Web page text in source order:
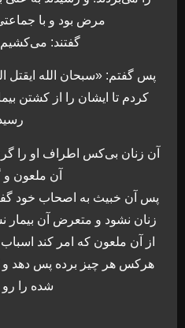
مرض بود و با جماعتی
گفتند: می‌کشیم
پس گفتم: «سبحان الله ایقتل
کردم تا ایشان را از کشتن
آن زنان بی‌کس اطراف او را
آن ملعون و
پس آن خبیث به اصحاب خود
زنان نشود و متعرض آن بیمار
از آن ملعون که امر کند
هرکس هر چیز برده پس دهد
شده را رو